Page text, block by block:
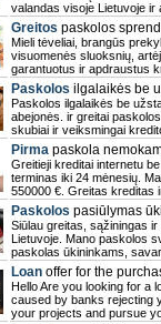
valandas visoje Lietuvoje ir
Greitos paskolos
Mieli tėveliai, brangūs
visuomenės sluoksnių,
garantuotus ir apdraustus
Paskolos ilgalaikės be
Paskolos ilgalaikės be
abejonės. ir greitai
skubiai ir veiksmingai
Pirma paskola
Greitieji kreditai internetu
terminas iki 24 mėnesių.
550000 €. Greitas kreditas
Paskolos pasiūlymas
Siūlau greitas, sąžiningas
Lietuvoje. Mano paskolos
paskolas ūkininkams,
Loan offer for the
Hello Are you looking for a
caused by banks rejecting
your projects and pursue